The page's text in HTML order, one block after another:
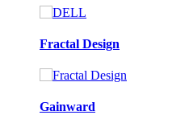
Fractal Design
Gainward